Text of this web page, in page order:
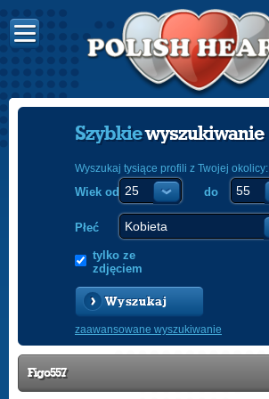
Szybkiewyszukiwanie
Wyszukaj tysiące profili z Twojej okolicy:
Wiek od do
Płeć
tylko ze
zdjęciem
Wyszukaj
zaawansowane wyszukiwanie
Figo557